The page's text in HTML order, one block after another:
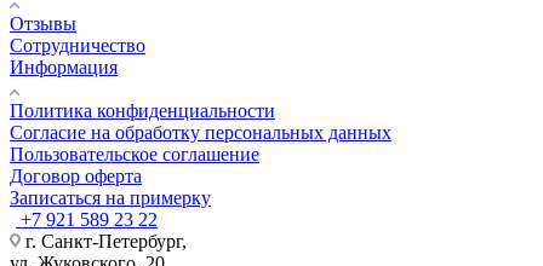
Отзывы
Сотрудничество
Информация
Политика конфиденциальности
Согласие на обработку персональных данных
Пользовательское соглашение
Договор оферта
Записаться на примерку
+7 921 589 23 22
г. Санкт-Петербург,